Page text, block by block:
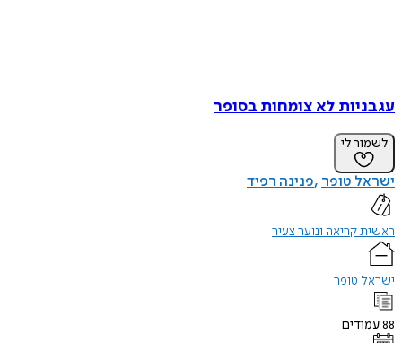
עגבניות לא צומחות בסופר
לשמור לי
ישראל טופר פנינה רפיד
ראשית קריאה ונוער צעיר
ישראל טופר
88עמודים